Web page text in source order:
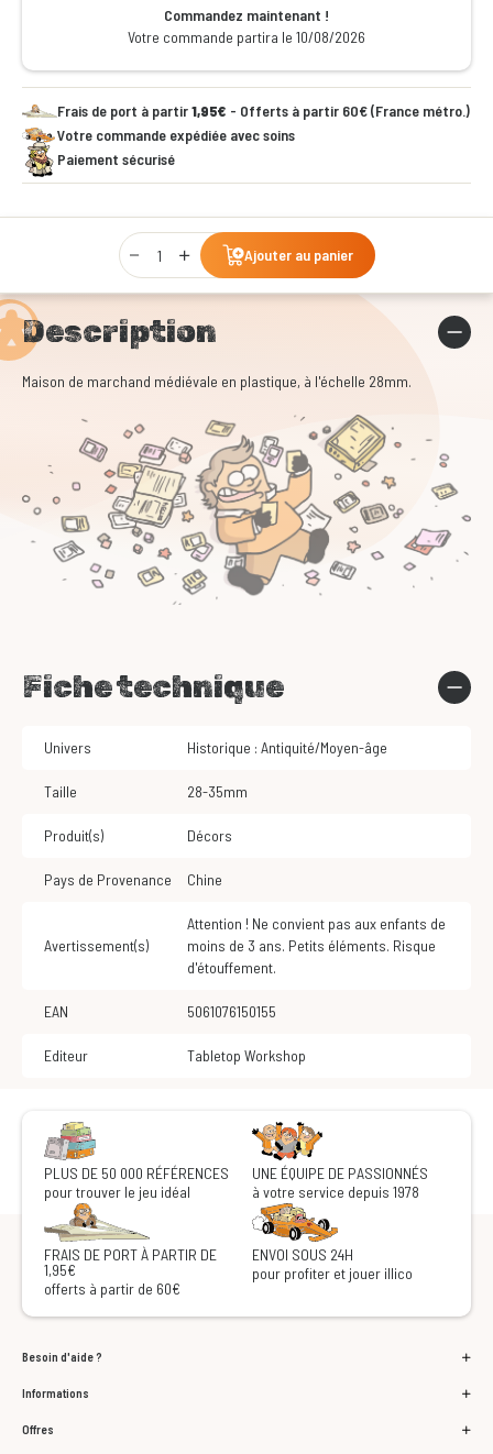
Commandez maintenant !
Votre commande partira le 10/08/2026
Frais de port à partir1,95€ - Offerts à partir 60€ (France métro.)
Votre commande expédiée avec soins
Paiement sécurisé
Qty
Ajouter au panier
Description
Maison de marchand médiévale en plastique, à l'échelle 28mm.
Fiche technique
Univers Historique : Antiquité/Moyen-âge
Taille 28-35mm
Produit(s) Décors
Pays de Provenance Chine
Avertissement(s)
Attention ! Ne convient pas aux enfants de
moins de 3 ans. Petits éléments. Risque
d'étouffement.
EAN 5061076150155
Editeur Tabletop Workshop
PLUS DE 50 000 RÉFÉRENCES
pour trouver le jeu idéal
UNE ÉQUIPE DE PASSIONNÉS
à votre service depuis 1978
FRAIS DE PORT À PARTIR DE
1,95€
offerts à partir de 60€
ENVOI SOUS 24H
pour profiter et jouer illico
Besoin d'aide ?
Informations
Offres